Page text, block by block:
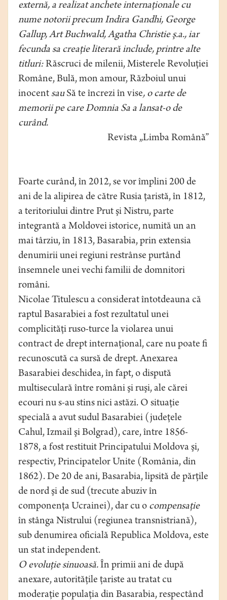
externă, a realizat anchete internaţionale cu
nume notorii precum Indira Gandhi, George
Gallup, Art Buchwald, Agatha Christie ş.a., iar
fecunda sa creaţie literară include, printre alte
titluri:Răscruci de milenii, Misterele Revoluţiei
Române, Bulă, mon amour, Războiul unui
inocent sauSă te încrezi în vise, o carte de
memorii pe care Domnia Sa a lansat-o de
curând.
Revista „Limba Română”
Foarte curând, în 2012, se vor împlini 200 de
ani de la alipirea de către Rusia ţaristă, în 1812,
a teritoriului dintre Prut şi Nistru, parte
integrantă a Moldovei istorice, numită un an
mai târziu, în 1813, Basarabia, prin extensia
denumirii unei regiuni restrânse purtând
însemnele unei vechi familii de domnitori
români.
Nicolae Titulescu a considerat întotdeauna că
raptul Basarabiei a fost rezultatul unei
complicităţi ruso-turce la violarea unui
contract de drept internaţional, care nu poate fi
recunoscută ca sursă de drept. Anexarea
Basarabiei deschidea, în fapt, o dispută
multiseculară între români şi ruşi, ale cărei
ecouri nu s-au stins nici astăzi. O situaţie
specială a avut sudul Basarabiei (judeţele
Cahul, Izmail şi Bolgrad), care, între 1856-
1878, a fost restituit Principatului Moldova şi,
respectiv, Principatelor Unite (România, din
1862). De 20 de ani, Basarabia, lipsită de părţile
de nord şi de sud (trecute abuziv în
componenţa Ucrainei), dar cu o compensaţie
în stânga Nistrului (regiunea transnistriană),
sub denumirea oficială Republica Moldova, este
un stat independent.
O evoluţie sinuoasă.În primii ani de după
anexare, autorităţile ţariste au tratat cu
moderaţie populaţia din Basarabia, respectând